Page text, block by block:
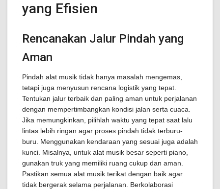
yang Efisien
Rencanakan Jalur Pindah yang
Aman
Pindah alat musik tidak hanya masalah mengemas,
tetapi juga menyusun rencana logistik yang tepat.
Tentukan jalur terbaik dan paling aman untuk perjalanan
dengan mempertimbangkan kondisi jalan serta cuaca.
Jika memungkinkan, pilihlah waktu yang tepat saat lalu
lintas lebih ringan agar proses pindah tidak terburu-
buru. Menggunakan kendaraan yang sesuai juga adalah
kunci. Misalnya, untuk alat musik besar seperti piano,
gunakan truk yang memiliki ruang cukup dan aman.
Pastikan semua alat musik terikat dengan baik agar
tidak bergerak selama perjalanan. Berkolaborasi